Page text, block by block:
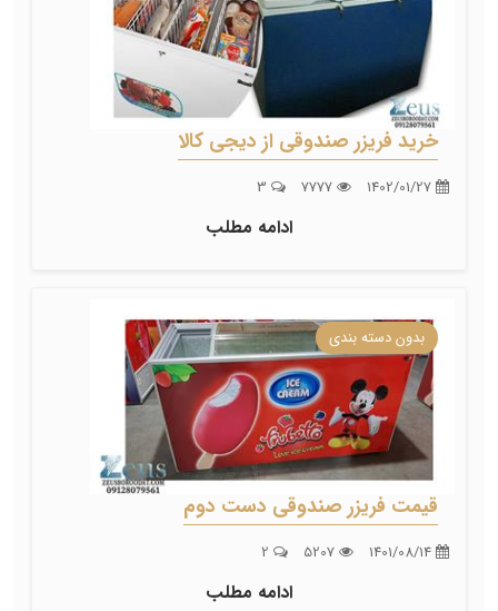
خرید فریزر صندوقی از دیجی کالا
ادامه مطلب
بدون دسته بندی
قیمت فریزر صندوقی دست دوم
ادامه مطلب